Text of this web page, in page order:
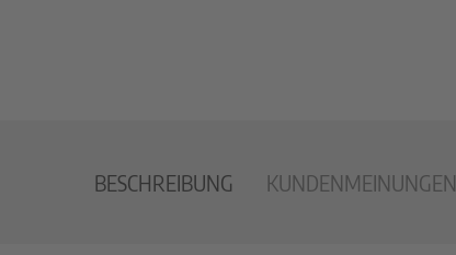
BESCHREIBUNG KUNDENMEINUNGEN